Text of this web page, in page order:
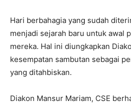
Hari berbahagia yang sudah
menjadi sejarah baru untuk awal
mereka. Hal ini diungkapkan
kesempatan sambutan sebagai
yang ditahbiskan.
Diakon Mansur Mariam, CSE